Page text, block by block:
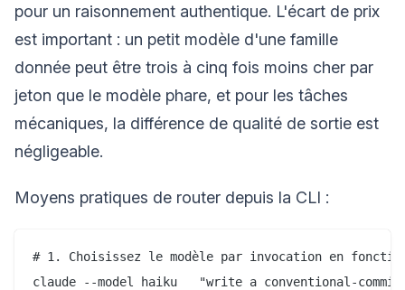
pour un raisonnement authentique. L'écart de prix
est important : un petit modèle d'une famille
donnée peut être trois à cinq fois moins cher par
jeton que le modèle phare, et pour les tâches
mécaniques, la différence de qualité de sortie est
négligeable.
Moyens pratiques de router depuis la CLI :
# 1. Choisissez le modèle par invocation en
claude --model haiku   "write a conventional-